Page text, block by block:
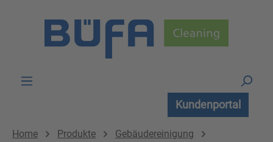
Kundenportal
Home Produkte
Gebäudereinigung